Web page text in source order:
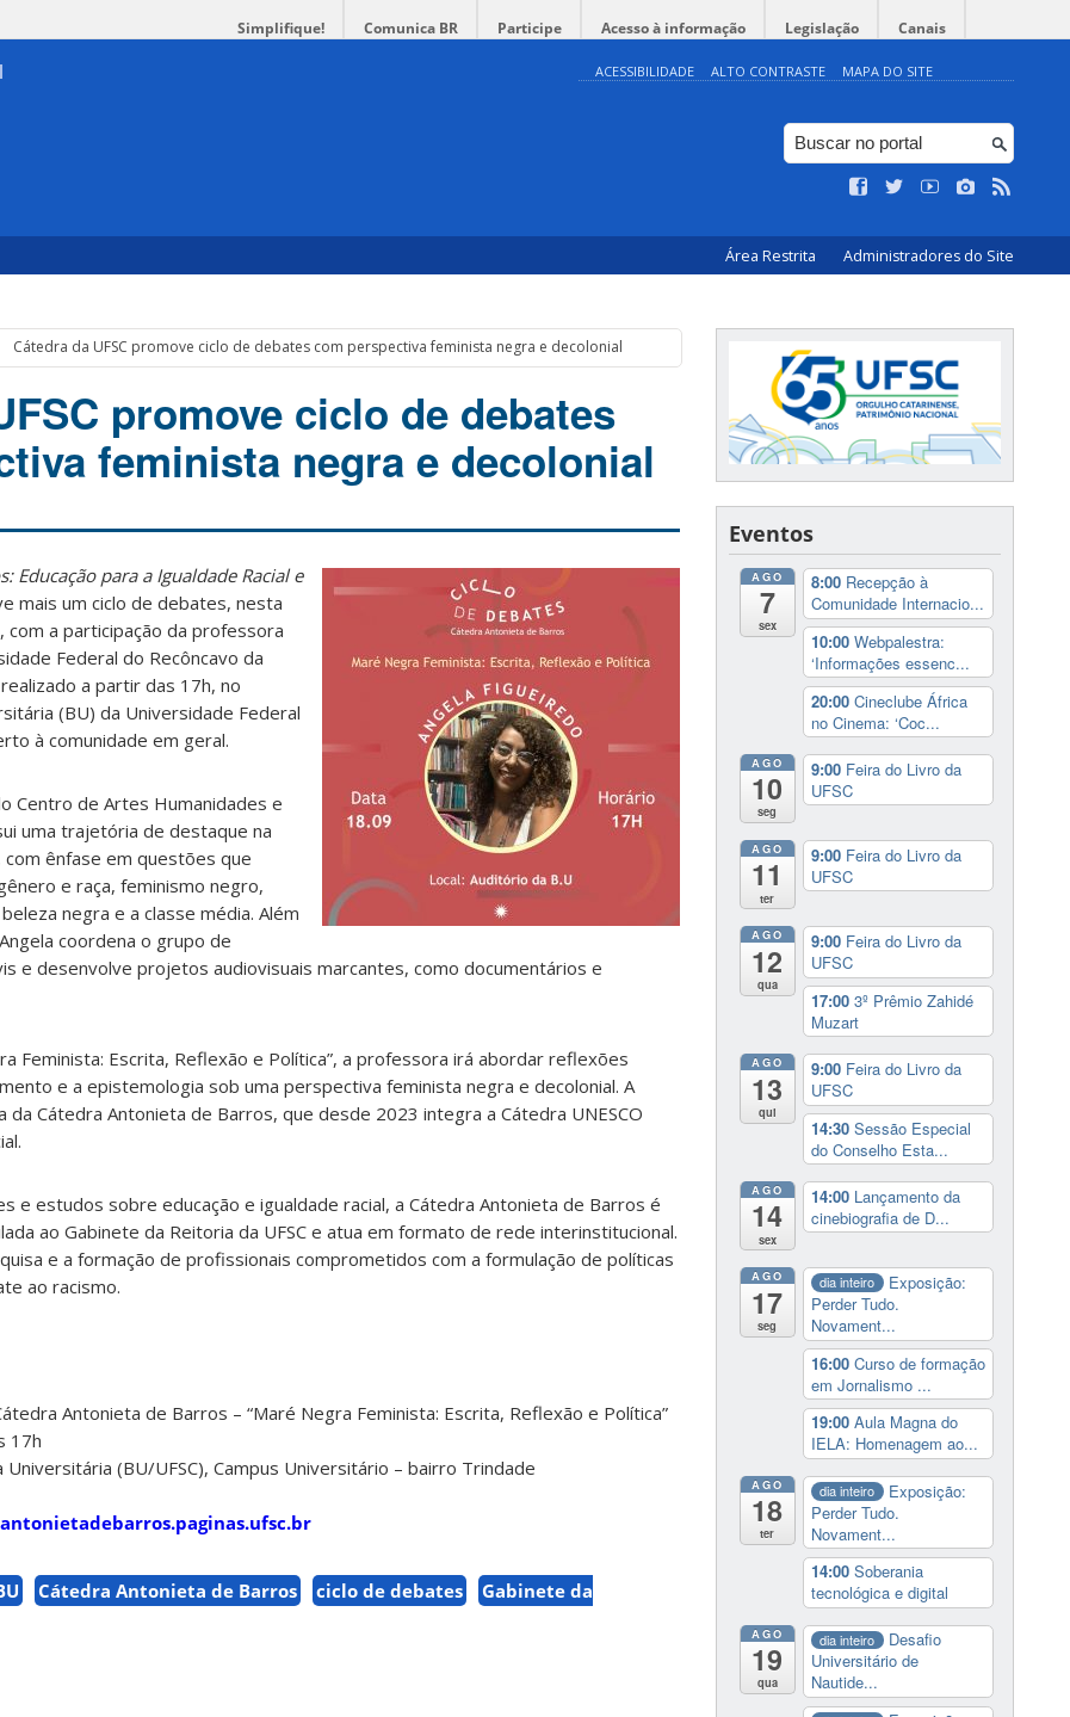
Simplifique! Comunica BR Participe Acesso à informação Legislação Canais
ACESSIBILIDADE ALTO CONTRASTE MAPA DO SITE
Área Restrita Administradores do Site
Cátedra da UFSC promove ciclo de debates com perspectiva feminista negra e decolonial
promove ciclo de debates
feminista negra e decolonial
Educação para a Igualdade Racial e
mais um ciclo de debates, nesta
a participação da professora
Federal do Recôncavo da
a partir das 17h, no
(BU) da Universidade Federal
à comunidade em geral.
Centro de Artes Humanidades e
uma trajetória de destaque na
ênfase em questões que
e raça, feminismo negro,
negra e a classe média. Além
coordena o grupo de
e desenvolve projetos audiovisuais marcantes, como documentários e
Feminista: Escrita, Reflexão e Política”, a professora irá abordar reflexões
e a epistemologia sob uma perspectiva feminista negra e decolonial. A
Cátedra Antonieta de Barros, que desde 2023 integra a Cátedra UNESCO
e estudos sobre educação e igualdade racial, a Cátedra Antonieta de Barros é
ao Gabinete da Reitoria da UFSC e atua em formato de rede interinstitucional.
e a formação de profissionais comprometidos com a formulação de políticas
ao racismo.
Antonieta de Barros – “Maré Negra Feminista: Escrita, Reflexão e Política”
17h
(BU/UFSC), Campus Universitário – bairro Trindade
Cátedra Antonieta de Barros ciclo de debates
Gabinete da
Eventos
AGO
7
sex
8:00 Recepção à
Comunidade Internacio...
10:00 Webpalestra:
‘Informações essenc...
20:00 Cineclube África
no Cinema: ‘Coc...
AGO
10
seg
9:00 Feira do Livro da
UFSC
AGO
11
ter
9:00 Feira do Livro da
UFSC
AGO
12
qua
9:00 Feira do Livro da
UFSC
17:00 3º Prêmio Zahidé
Muzart
AGO
13
qui
9:00 Feira do Livro da
UFSC
14:30 Sessão Especial
do Conselho Esta...
AGO
14
sex
14:00 Lançamento da
cinebiografia de D...
AGO
17
seg
dia inteiro
Exposição:
Perder Tudo.
Novament...
16:00 Curso de formação
em Jornalismo ...
19:00 Aula Magna do
IELA: Homenagem ao...
AGO
18
ter
dia inteiro
Exposição:
Perder Tudo.
Novament...
14:00 Soberania
tecnológica e digital
AGO
19
qua
dia inteiro
Desafio
Universitário de
Nautide...